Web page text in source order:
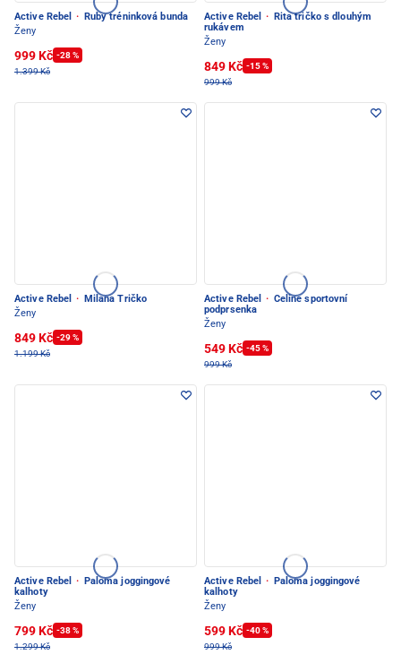
Active Rebel ·
Ruby tréninková bunda
Ženy
999 Kč -28 %
1.399 Kč
Active Rebel ·
Rita tričko s dlouhým
rukávem
Ženy
849 Kč -15 %
999 Kč
Active Rebel ·
Milana Tričko
Ženy
849 Kč -29 %
1.199 Kč
Active Rebel · Celine sportovní
podprsenka
Ženy
549 Kč -45 %
999 Kč
Active Rebel ·
Paloma joggingové
kalhoty
Ženy
799 Kč -38 %
1.299 Kč
Active Rebel ·
Paloma joggingové
kalhoty
Ženy
599 Kč -40 %
999 Kč